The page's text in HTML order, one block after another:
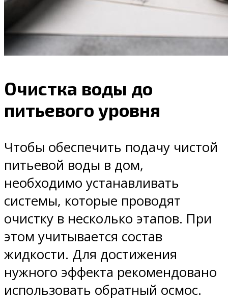
Очистка воды до
питьевого уровня
Чтобы обеспечить подачу чистой
питьевой воды в дом,
необходимо устанавливать
системы, которые проводят
очистку в несколько этапов. При
этом учитывается состав
жидкости. Для достижения
нужного эффекта рекомендовано
использовать обратный осмос.